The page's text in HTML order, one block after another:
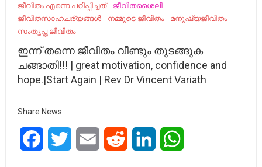
ജീവിതം എന്നെ പഠിപ്പിച്ചത്
ജീവിതശൈലി
ജീവിതസാഹചര്യങ്ങൾ
നമ്മുടെ ജീവിതം
മനുഷ്യജീവിതം
സംതൃപ്ത ജീവിതം
ഇന്ന് തന്നെ ജീവിതം വീണ്ടും തുടങ്ങുക
ചങ്ങാതി!!! | great motivation, confidence and
hope.|Start Again | Rev Dr Vincent Variath
Share News
FacebookTwitter Email Reddit LinkedIn